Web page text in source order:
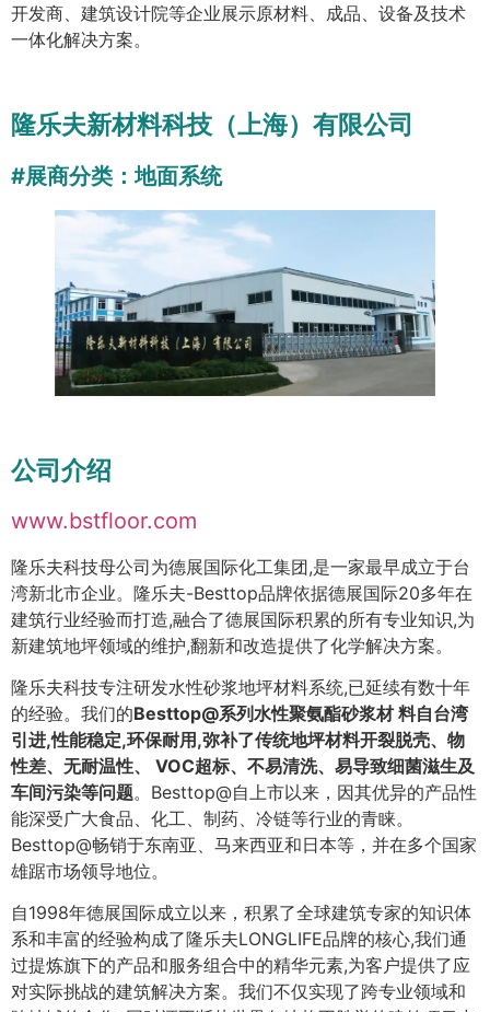
开发商、建筑设计院等企业展示原材料、成品、设备及技术
一体化解决方案。
隆乐夫新材料科技（上海）有限公司
#展商分类：地面系统
公司介绍
www.bstfloor.com
隆乐夫科技母公司为德展国际化工集团,是一家最早成立于台
湾新北市企业。隆乐夫-Besttop品牌依据德展国际20多年在
建筑行业经验而打造,融合了德展国际积累的所有专业知识,为
新建筑地坪领域的维护,翻新和改造提供了化学解决方案。
隆乐夫科技专注研发水性砂浆地坪材料系统,已延续有数十年
的经验。我们的Besttop@系列水性聚氨酯砂浆材 料自台湾
引进,性能稳定,环保耐用,弥补了传统地坪材料开裂脱壳、物
性差、无耐温性、 VOC超标、不易清洗、易导致细菌滋生及
车间污染等问题。Besttop@自上市以来，因其优异的产品性
能深受广大食品、化工、制药、冷链等行业的青睐。
Besttop@畅销于东南亚、马来西亚和日本等，并在多个国家
雄踞市场领导地位。
自1998年德展国际成立以来，积累了全球建筑专家的知识体
系和丰富的经验构成了隆乐夫LONGLIFE品牌的核心,我们通
过提炼旗下的产品和服务组合中的精华元素,为客户提供了应
对实际挑战的建筑解决方案。我们不仅实现了跨专业领域和